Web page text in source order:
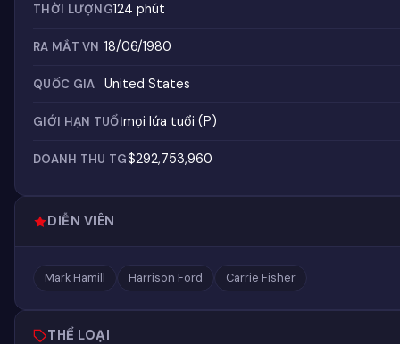
THỜI LƯỢNG124 phút
RA MẮT VN 18/06/1980
QUỐC GIA United States
GIỚI HẠN TUỔImọi lứa tuổi (P)
DOANH THU TG$292,753,960
DIỄN VIÊN
Mark Hamill Harrison Ford Carrie Fisher
THỂ LOẠI